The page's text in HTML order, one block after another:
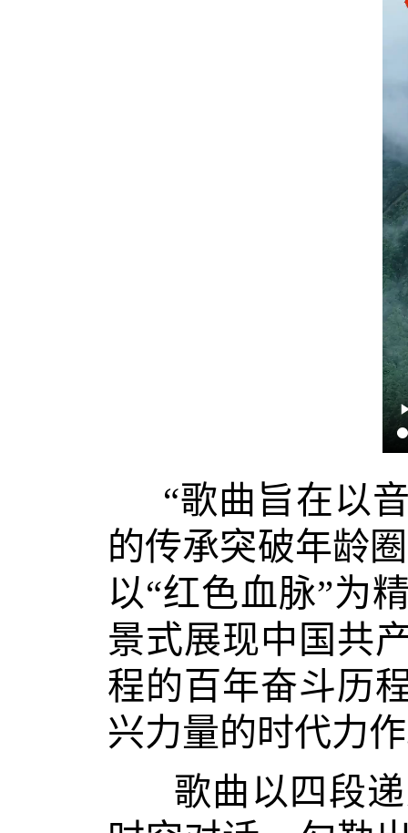
“歌曲旨在以
的传承突破年龄
以“红色血脉”为
景式展现中国共
程的百年奋斗历
兴力量的时代力
歌曲以四段